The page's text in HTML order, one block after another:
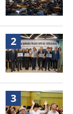
2
3